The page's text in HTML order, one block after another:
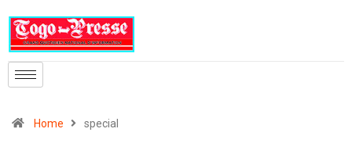
Home special